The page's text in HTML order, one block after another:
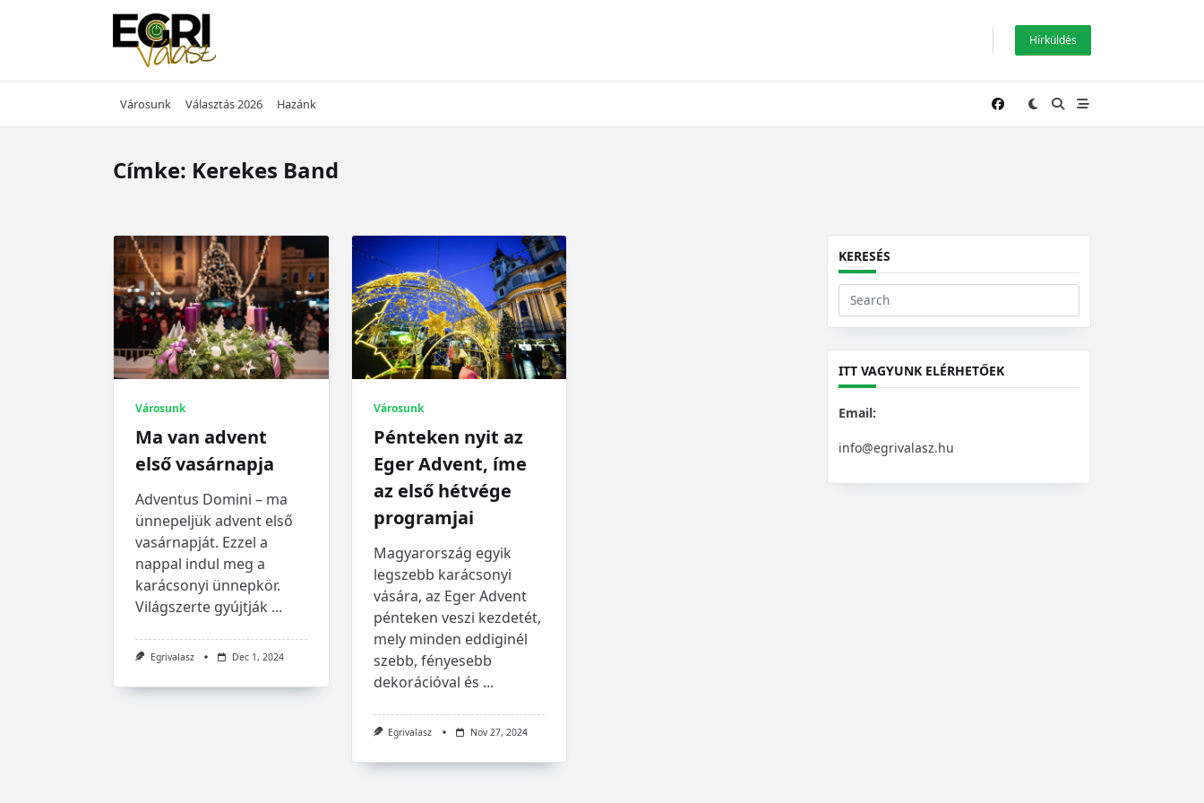
Hírküldés
Városunk Választás 2026 Hazánk
Címke: Kerekes Band
Városunk
Ma van advent
első vasárnapja
Adventus Domini – ma
ünnepeljük advent első
vasárnapját. Ezzel a
nappal indul meg a
karácsonyi ünnepkör.
Világszerte gyújtják ...
Egrivalasz Dec 1, 2024
Városunk
Pénteken nyit az
Eger Advent, íme
az első hétvége
programjai
Magyarország egyik
legszebb karácsonyi
vására, az Eger Advent
pénteken veszi kezdetét,
mely minden eddiginél
szebb, fényesebb
dekorációval és ...
Egrivalasz Nov 27, 2024
KERESÉS
Search
for:
ITT VAGYUNK ELÉRHETŐEK
Email:
info@egrivalasz.hu